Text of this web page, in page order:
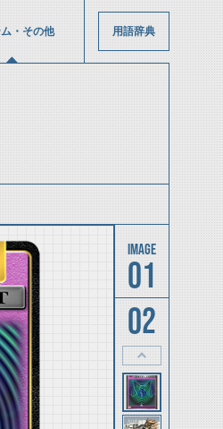
・その他 用語辞典
01
02